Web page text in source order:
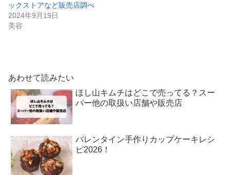
ックストアなど販売店調べ
2024年9月19日
美容
あわせて読みたい
ほし山キムチはどこで売ってる？スー
パー他の取扱い店舗や販売店
バレンタイン手作りカップケーキレシ
ピ2026！